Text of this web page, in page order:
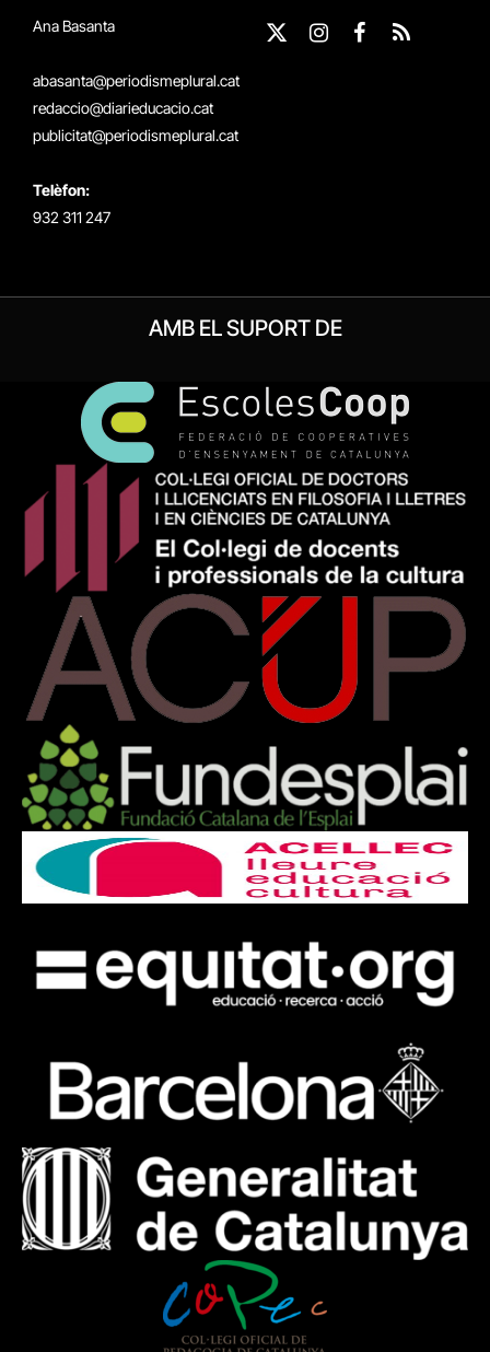
Ana Basanta
abasanta@periodismeplural.cat
redaccio@diarieducacio.cat
publicitat@periodismeplural.cat
Telèfon:
932 311 247
X
InstagramFacebook
RSS
AMB EL SUPORT DE